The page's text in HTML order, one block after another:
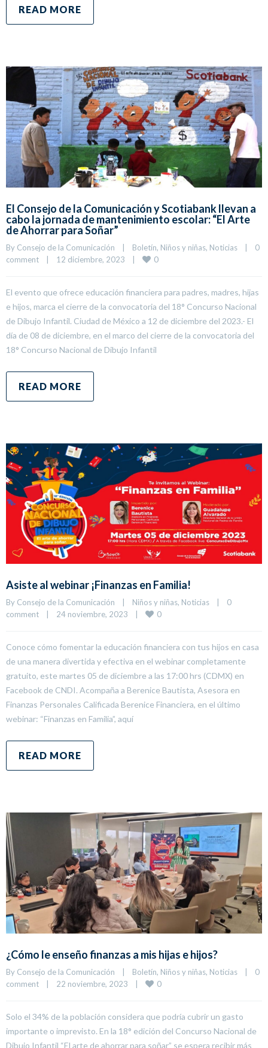
READ MORE
El Consejo de la Comunicación y Scotiabank llevan a
cabo la jornada de mantenimiento escolar: “El Arte
de Ahorrar para Soñar”
By Consejo de la Comunicación | Boletín, Niños y niñas, Noticias |
0
comment
| 12 diciembre, 2023 | 0
El evento que ofrece educación financiera para padres, madres, hijas
e hijos, marca el cierre de la convocatoria del 18° Concurso Nacional
de Dibujo Infantil. Ciudad de México a 12 de diciembre del 2023.- El
día de 08 de diciembre, en el marco del cierre de la convocatoria del
18° Concurso Nacional de Dibujo Infantil
READ MORE
Asiste al webinar ¡Finanzas en Familia!
By Consejo de la Comunicación Niños y niñas, Noticias
0
comment
24 noviembre, 2023 0
Conoce cómo fomentar la educación financiera con tus hijos en casa
de una manera divertida y efectiva en el webinar completamente
gratuito, este martes 05 de diciembre a las 17:00 hrs (CDMX) en
Facebook de CNDI. Acompaña a Berenice Bautista, Asesora en
Finanzas Personales Calificada Berenice Financiera, en el último
webinar: “Finanzas en Familia”, aquí
READ MORE
¿Cómo le enseño finanzas a mis hijas e hijos?
By Consejo de la Comunicación | Boletín, Niños y niñas, Noticias |
0
comment
| 22 noviembre, 2023 | 0
Solo el 34% de la población considera que podría cubrir un gasto
importante o imprevisto. En la 18° edición del Concurso Nacional de
Dibujo Infantil “El arte de ahorrar para soñar” se espera recibir más